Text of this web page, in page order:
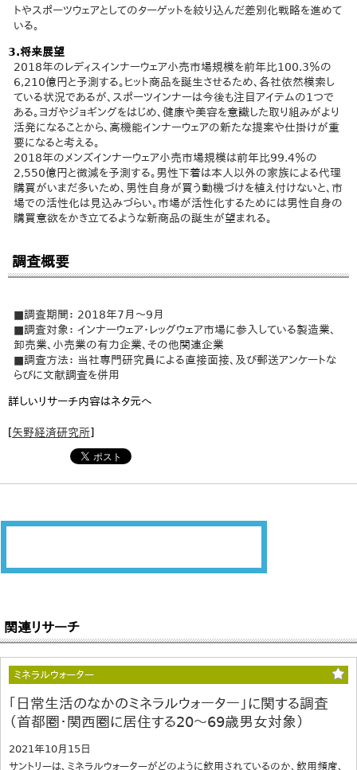
トやスポーツウェアとしてのターゲットを絞り込んだ差別化戦略を進めて
いる。
3.将来展望
2018年のレディスインナーウェア小売市場規模を前年比100.3％の
6,210億円と予測する。ヒット商品を誕生させるため、各社依然模索し
ている状況であるが、スポーツインナーは今後も注目アイテムの1つで
ある。ヨガやジョギングをはじめ、健康や美容を意識した取り組みがより
活発になることから、高機能インナーウェアの新たな提案や仕掛けが重
要になると考える。
2018年のメンズインナーウェア小売市場規模は前年比99.4％の
2,550億円と微減を予測する。男性下着は本人以外の家族による代理
購買がいまだ多いため、男性自身が買う動機づけを植え付けないと、市
場での活性化は見込みづらい。市場が活性化するためには男性自身の
購買意欲をかき立てるような新商品の誕生が望まれる。
調査概要
■調査期間： 2018年7月～9月
■調査対象： インナーウェア・レッグウェア市場に参入している製造業、
卸売業、小売業の有力企業、その他関連企業
■調査方法： 当社専門研究員による直接面接、及び郵送アンケートな
らびに文献調査を併用
詳しいリサーチ内容はネタ元へ
[矢野経済研究所]
関連リサーチ
ミネラルウォーター
｢日常生活のなかのミネラルウォーター」に関する調査
（首都圏・関西圏に居住する20～69歳男女対象）
2021年10月15日
サントリーは、ミネラルウォーターがどのように飲用されているのか、飲用頻度、